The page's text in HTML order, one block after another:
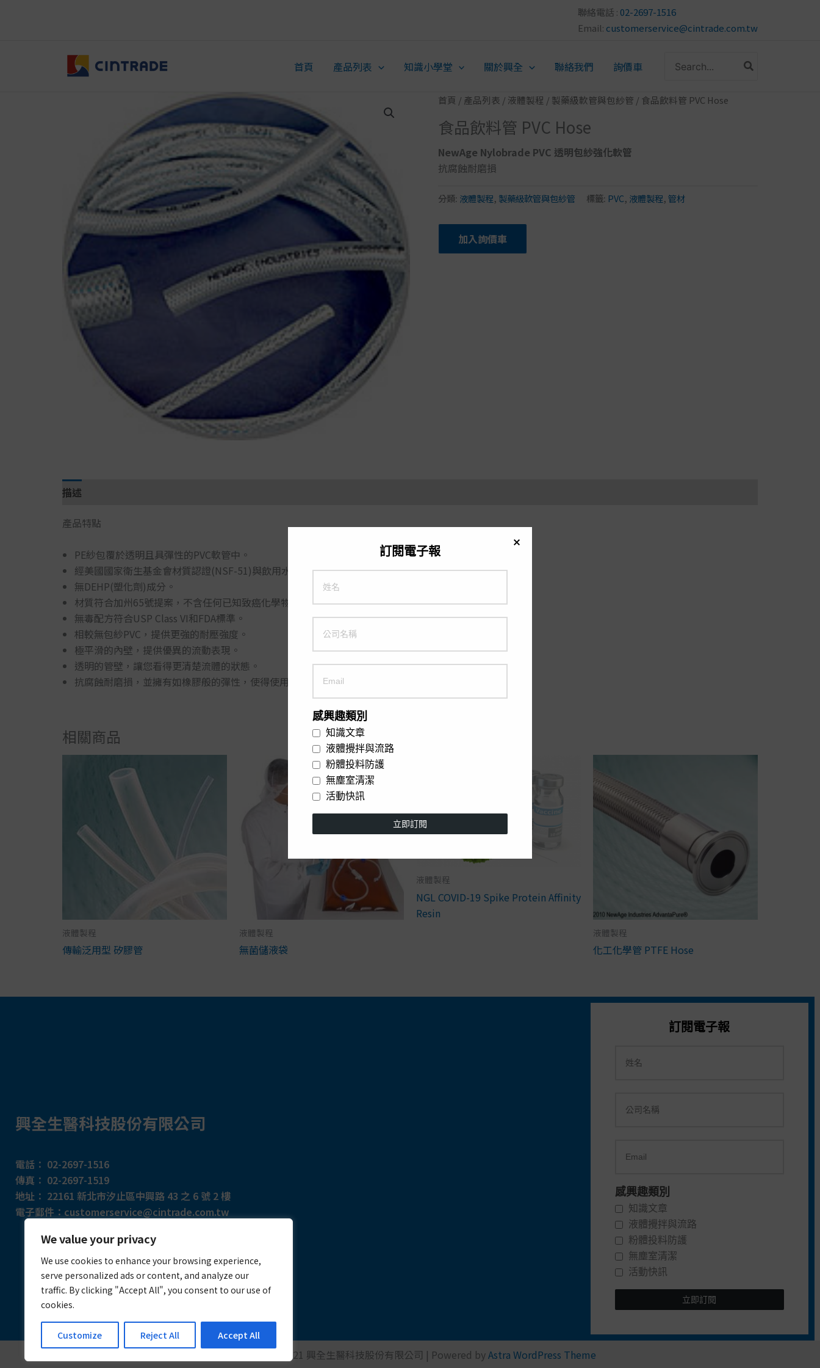
We value your privacy
We use cookies to enhance your browsing experience,
serve personalized ads or content, and analyze our
traffic. By clicking "Accept All", you consent to our use of
cookies.
Customize Reject All Accept All
訂閱電子報
感興趣類別
知識文章
液體攪拌與流路
粉體投料防護
無塵室清潔
活動快訊
立即訂閱
聯絡電話 : 02-2697-1516
Email: customerservice@cintrade.com.tw
首頁 產品列表 知識小學堂 關於興全 聯絡我們 詢價車
尋：
首頁 / 產品列表 / 液體製程 / 製藥級軟管與包紗管 / 食品飲料管 PVC Hose
食品飲料管 PVC Hose
NewAge Nylobrade PVC 透明包紗強化軟管
抗腐蝕耐磨損
分類: 液體製程, 製藥級軟管與包紗管 標籤: PVC, 液體製程,管材
加入詢價車
描述
產品特點
PE紗包覆於透明且具彈性的PVC軟管中。
經美國國家衛生基金會材質認證(NSF-51)與飲用水認證(NSF-61)
無DEHP(塑化劑)成分。
材質符合加州65號提案，不含任何已知致癌化學物質。
無毒配方符合USP Class VI和FDA標準。
相較無包紗PVC，提供更強的耐壓強度。
極平滑的內壁，提供優異的流動表現。
透明的管壁，讓您看得更清楚流體的狀態。
抗腐蝕耐磨損，並擁有如橡膠般的彈性，使得使用壽命更長。
相關商品
液體製程
傳輸泛用型 矽膠管
液體製程
無菌儲液袋
液體製程
NGL COVID-19 Spike Protein Affinity
Resin
液體製程
化工化學管 PTFE Hose
興全生醫科技股份有限公司
電話： 02-2697-1516
傳真： 02-2697-1519
地址： 22161 新北市汐止區中興路 43 之 6 號 2 樓
電子郵件： customerservice@cintrade.com.tw
訂閱電子報
感興趣類別
知識文章
液體攪拌與流路
粉體投料防護
無塵室清潔
活動快訊
立即訂閱
Copyright © 2021 興全生醫科技股份有限公司 | Powered byAstra WordPress Theme